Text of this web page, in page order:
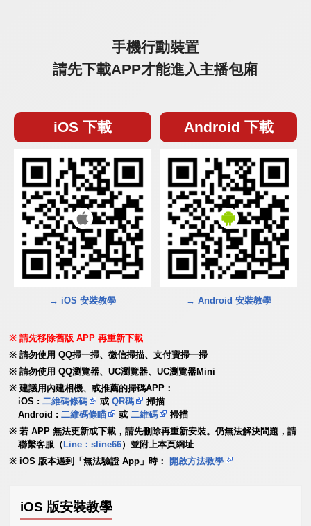
手機行動裝置
請先下載APP才能進入主播包廂
iOS 下載
→ iOS 安裝教學
Android 下載
→ Android 安裝教學
請先移除舊版 APP 再重新下載
請勿使用 QQ掃一掃、微信掃描、支付寶掃一掃
請勿使用 QQ瀏覽器、UC瀏覽器、UC瀏覽器Mini
建議用內建相機、或推薦的掃碼APP：
iOS :二維碼條碼 或QR碼
掃描
Android :二維碼條瞄 或二維碼
掃描
若 APP 無法更新或下載，請先刪除再重新安裝。仍無法解決問題，請
聯繫客服（ Line：sline66）並附上本頁網址
iOS 版本遇到「無法驗證 App」時：
開啟方法教學
iOS 版安裝教學